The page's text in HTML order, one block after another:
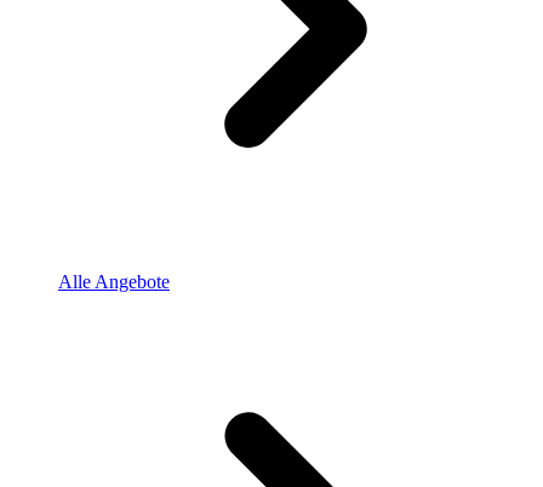
Alle Angebote